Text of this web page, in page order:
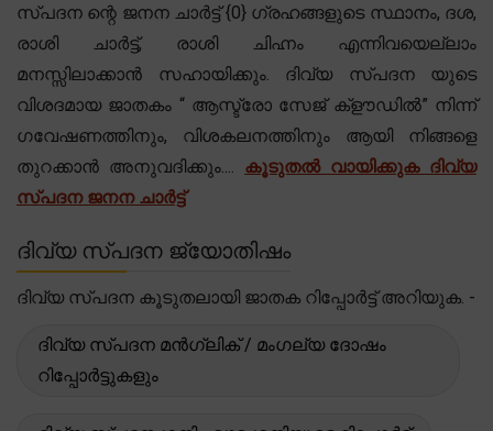
സ്പദന ന്റെ ജനന ചാർട്ട് {0} ഗ്രഹങ്ങളുടെ സ്ഥാനം, ദശ,
രാശി ചാർട്ട്, രാശി ചിഹ്നം എന്നിവയെല്ലാം
മനസ്സിലാക്കാൻ സഹായിക്കും. ദിവ്യ സ്പദന യുടെ
വിശദമായ ജാതകം “ ആസ്ട്രോ സേജ് ക്‌ളൗഡിൽ” നിന്ന്
ഗവേഷണത്തിനും, വിശകലനത്തിനും ആയി നിങ്ങളെ
തുറക്കാൻ അനുവദിക്കും.... കൂടുതൽ വായിക്കുക ദിവ്യ
സ്പദന ജനന ചാർട്ട്
ദിവ്യ സ്പദന ജ്യോതിഷം
ദിവ്യ സ്പദന കൂടുതലായി ജാതക റിപ്പോർട്ട് അറിയുക. -
ദിവ്യ സ്പദന മൻഗ്ലിക് / മംഗല്യ ദോഷം
റിപ്പോർട്ടുകളും